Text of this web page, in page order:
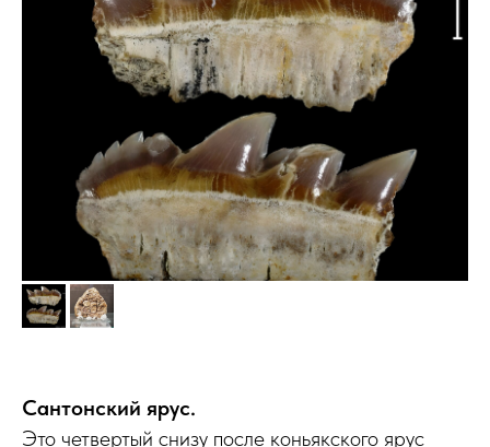
Сантонский ярус.
Это четвертый снизу после коньякского ярус